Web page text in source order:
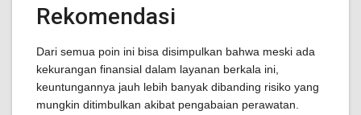
Rekomendasi
Dari semua poin ini bisa disimpulkan bahwa meski ada
kekurangan finansial dalam layanan berkala ini,
keuntungannya jauh lebih banyak dibanding risiko yang
mungkin ditimbulkan akibat pengabaian perawatan.